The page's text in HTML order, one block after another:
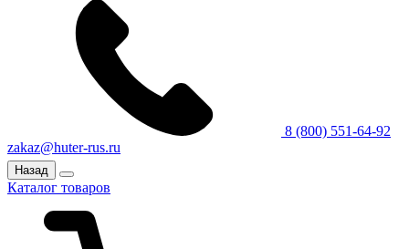
8 (800) 551-64-92
zakaz@huter-rus.ru
Назад
Каталог товаров